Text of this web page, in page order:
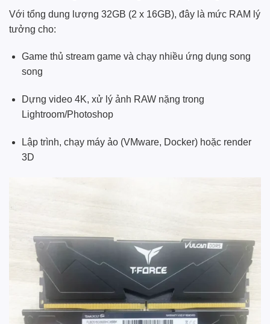
Với tổng dung lượng 32GB (2 x 16GB), đây là mức RAM lý
tưởng cho:
Game thủ stream game và chạy nhiều ứng dụng song
song
Dựng video 4K, xử lý ảnh RAW nặng trong
Lightroom/Photoshop
Lập trình, chạy máy ảo (VMware, Docker) hoặc render
3D